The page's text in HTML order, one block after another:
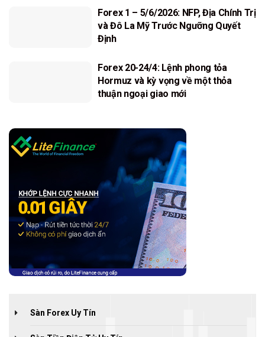
Forex 1 – 5/6/2026: NFP, Địa Chính Trị
và Đô La Mỹ Trước Ngưỡng Quyết
Định
Forex 20-24/4: Lệnh phong tỏa
Hormuz và kỳ vọng về một thỏa
thuận ngoại giao mới
Sàn Forex Uy Tín